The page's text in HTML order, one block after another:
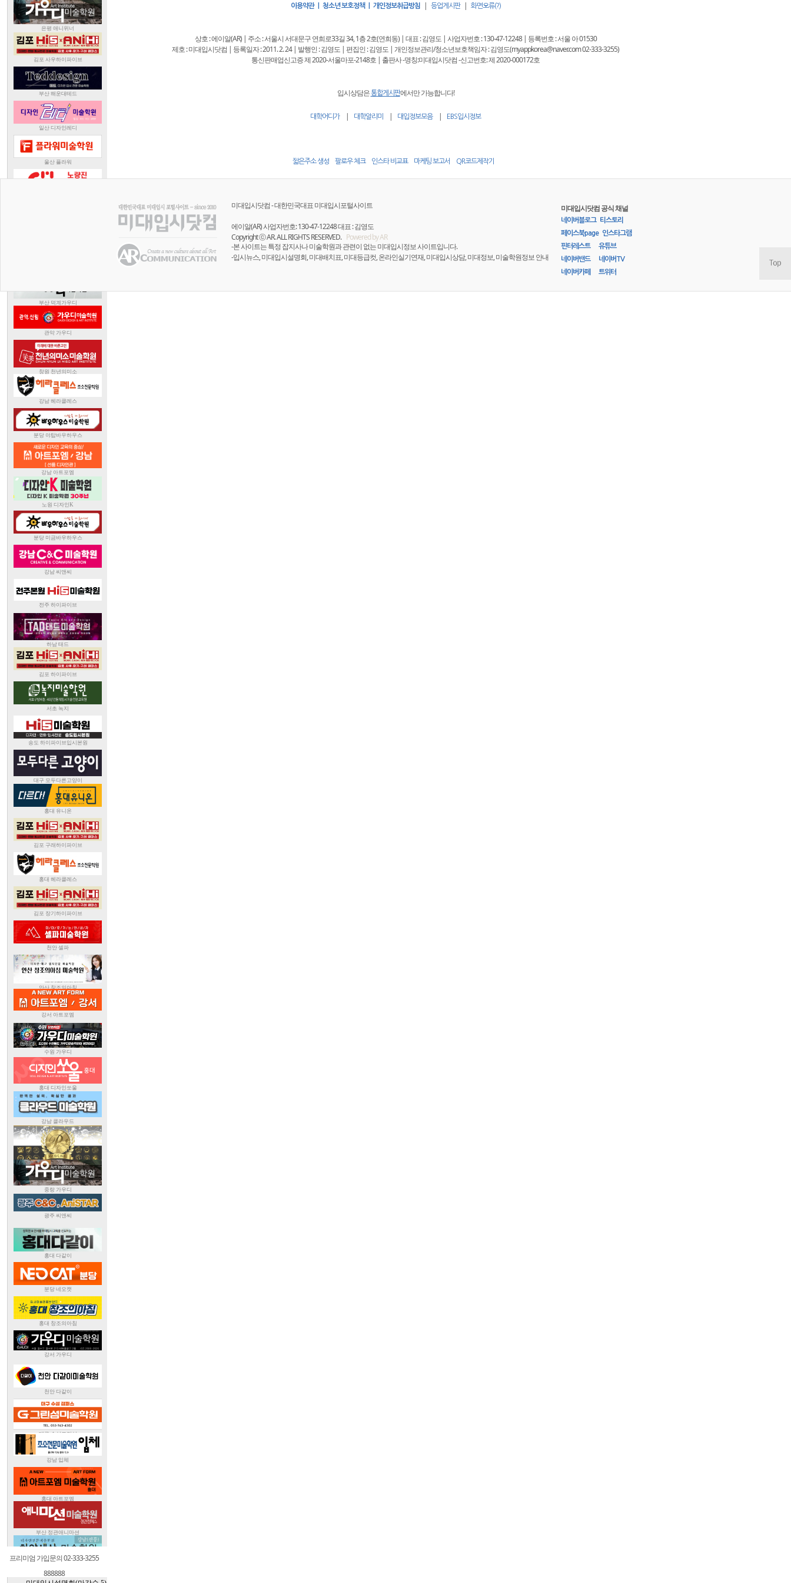
프리미엄 가입문의 02-333-3255
888888
이용약관 | 청소년 보호정책 | 개인정보취급방침| 등업게시판| 화면오류(?)
상호 : 에이알(AR) | 주소 : 서울시 서대문구 연희로33길 34, 1층 2호(연희동) | 대표 : 김영도 | 사업자번호 : 130-47-12248 | 등록번호 : 서울 아 01530
제호 : 미대입시닷컴 | 등록일자 : 2011. 2. 24 | 발행인 : 김영도 | 편집인 : 김영도 | 개인정보관리/청소년보호책임자 : 김영도(myappkorea@naver.com 02-333-3255)
통신판매업신고증 제 2020-서울마포-2148호 | 출판사 -명칭:미대입시닷컴 -신고번호: 제 2020-000172호
입시상담은통합게시판에서만 가능합니다!
대학어디가| 대학알리미 | 대입정보모음| EBS입시정보
짧은주소 생성 팔로우 체크 인스타 비교표 마케팅 보고서 QR코드제작기
미대입시닷컴 - 대한민국대표 미대입시포털사이트
에이알(AR) 사업자번호: 130-47-12248 대표 : 김영도
Copyright ⓒ AR. ALL RIGHTS RESERVED. Powered by AR
-본 사이트는 특정 잡지사나 미술학원과 관련이 없는 미대입시정보 사이트입니다.
-입시뉴스, 미대입시설명회, 미대배치표, 미대등급컷, 온라인실기연재, 미대입시상담, 미대정보, 미술학원정보 안내
미대입시닷컴 공식 채널
네이버블로그 티스토리
페이스북page 인스타그램
핀터레스트
유튜브
네이버밴드
네이버TV
네이버카페
트위터